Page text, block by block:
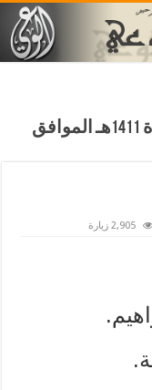
السنة الخامسة – العدد 50 – ذو القعدة 1411هـ الموافق
2,905 زيارة